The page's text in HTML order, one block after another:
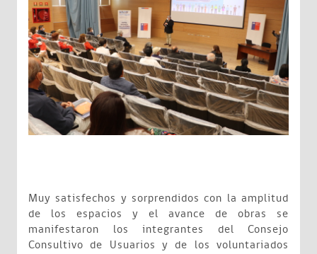
Muy satisfechos y sorprendidos con la amplitud
de los espacios y el avance de obras se
manifestaron los integrantes del Consejo
Consultivo de Usuarios y de los voluntariados